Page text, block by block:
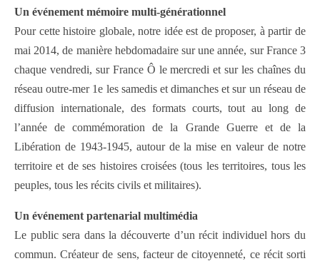
Un événement mémoire multi-générationnel
Pour cette histoire globale, notre idée est de proposer, à partir de
mai 2014, de manière hebdomadaire sur une année, sur France 3
chaque vendredi, sur France Ô le mercredi et sur les chaînes du
réseau outre-mer 1e les samedis et dimanches et sur un réseau de
diffusion internationale, des formats courts, tout au long de
l’année de commémoration de la Grande Guerre et de la
Libération de 1943-1945, autour de la mise en valeur de notre
territoire et de ses histoires croisées (tous les territoires, tous les
peuples, tous les récits civils et militaires).
Un événement partenarial multimédia
Le public sera dans la découverte d’un récit individuel hors du
commun. Créateur de sens, facteur de citoyenneté, ce récit sorti